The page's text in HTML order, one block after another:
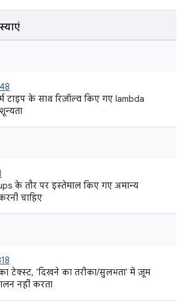
टाइप के साथ रिज़ॉल्व किए गए lambda
के तौर पर इस्तेमाल किए गए अमान्य
चाहिए
टेक्स्ट, 'दिखने का तरीका/सुलभता' में ज़ूम
नहीं करता